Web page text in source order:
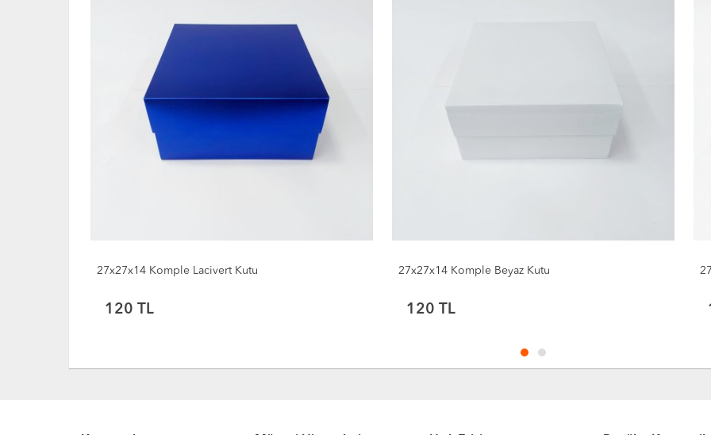
27x27x14 Komple Lacivert Kutu
120 TL
27x27x14 Komple Beyaz Kutu
120 TL